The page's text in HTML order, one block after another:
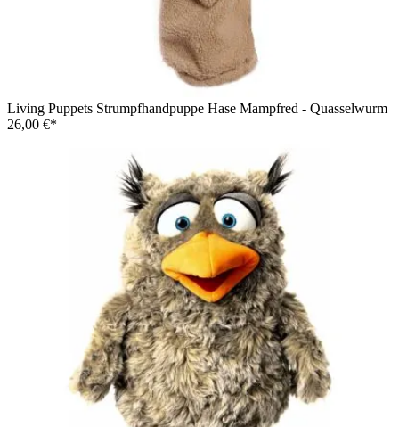
Living Puppets Strumpfhandpuppe Hase Mampfred - Quasselwurm
26,00 €*